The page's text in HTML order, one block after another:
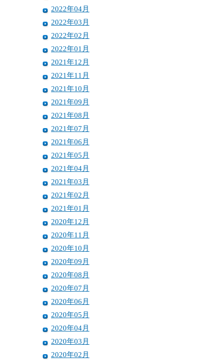
2022年04月
2022年03月
2022年02月
2022年01月
2021年12月
2021年11月
2021年10月
2021年09月
2021年08月
2021年07月
2021年06月
2021年05月
2021年04月
2021年03月
2021年02月
2021年01月
2020年12月
2020年11月
2020年10月
2020年09月
2020年08月
2020年07月
2020年06月
2020年05月
2020年04月
2020年03月
2020年02月